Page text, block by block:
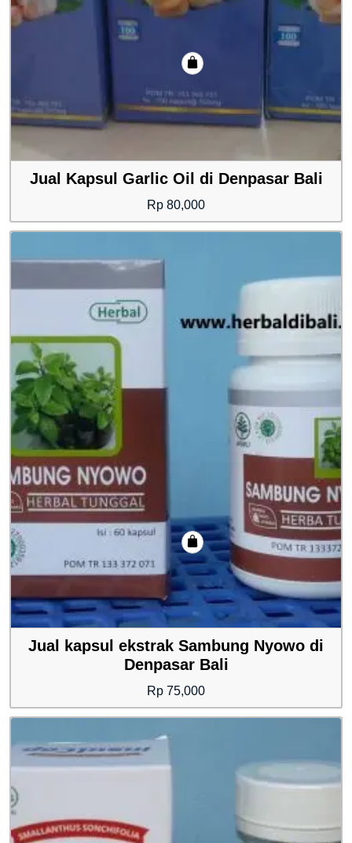
Jual Kapsul Garlic Oil di Denpasar Bali
Rp 80,000
Jual kapsul ekstrak Sambung Nyowo di
Denpasar Bali
Rp 75,000